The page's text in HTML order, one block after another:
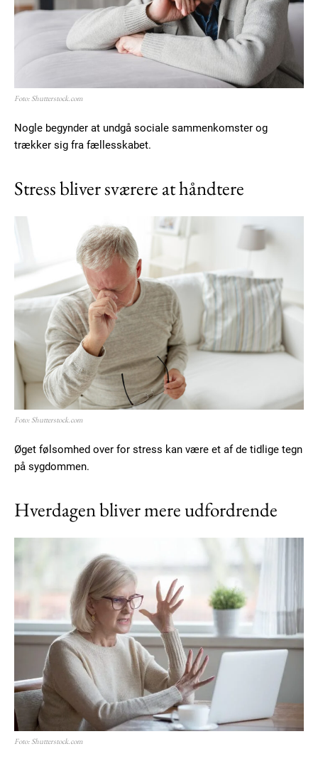
Foto: Shutterstock.com
Nogle begynder at undgå sociale sammenkomster og
trækker sig fra fællesskabet.
Stress bliver sværere at håndtere
Foto: Shutterstock.com
Øget følsomhed over for stress kan være et af de tidlige tegn
på sygdommen.
Hverdagen bliver mere udfordrende
Foto: Shutterstock.com